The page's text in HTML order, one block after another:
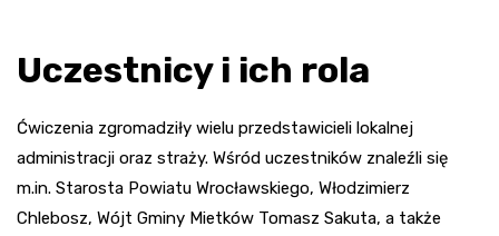
Uczestnicy i ich rola
Ćwiczenia zgromadziły wielu przedstawicieli lokalnej
administracji oraz straży. Wśród uczestników znaleźli się
m.in. Starosta Powiatu Wrocławskiego, Włodzimierz
Chlebosz, Wójt Gminy Mietków Tomasz Sakuta, a także